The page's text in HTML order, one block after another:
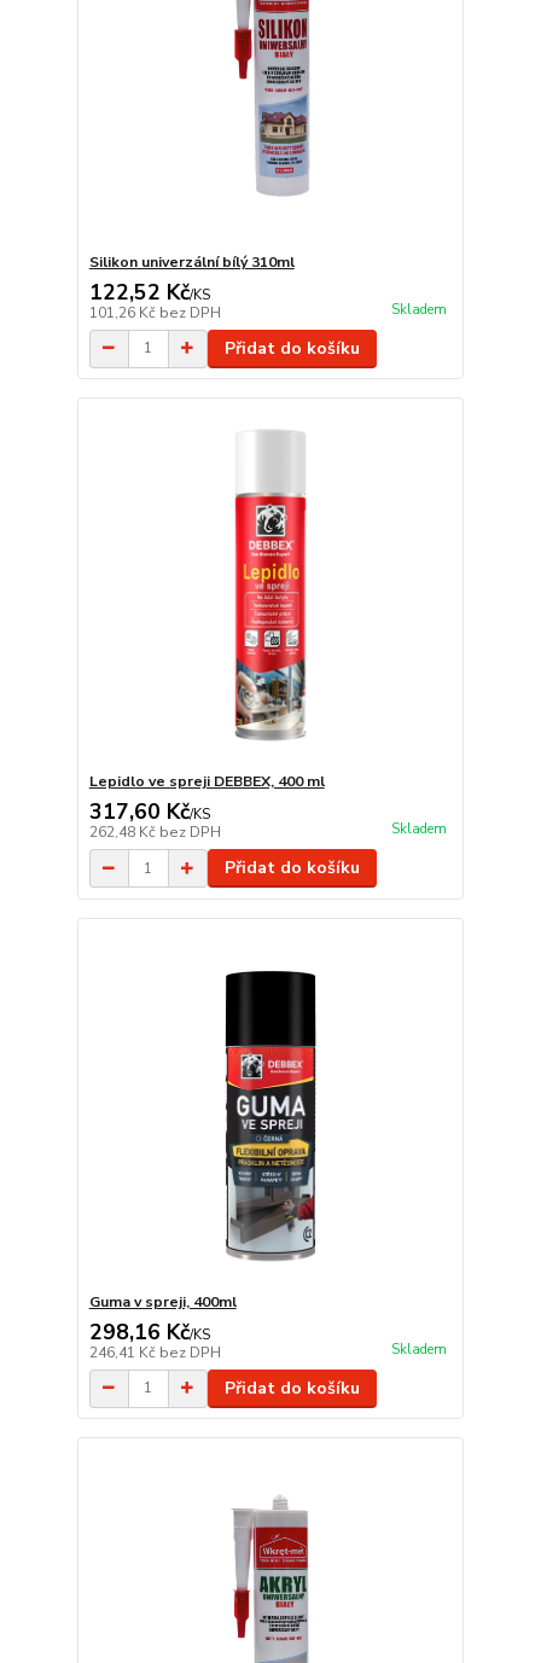
Silikon univerzální bílý 310ml
122,52 Kč/KS
101,26 Kč bez DPH Skladem
Přidat do košíku
Lepidlo ve spreji DEBBEX, 400 ml
317,60 Kč/KS
262,48 Kč bez DPH Skladem
Přidat do košíku
Guma v spreji, 400ml
298,16 Kč/KS
246,41 Kč bez DPH Skladem
Přidat do košíku